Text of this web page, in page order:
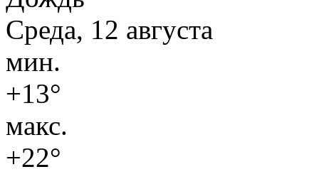
Среда, 12 августа
мин.
+13°
макс.
+22°